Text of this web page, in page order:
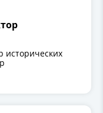
исторических